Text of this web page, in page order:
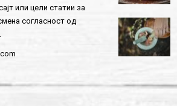
или цели статии за
согласност од